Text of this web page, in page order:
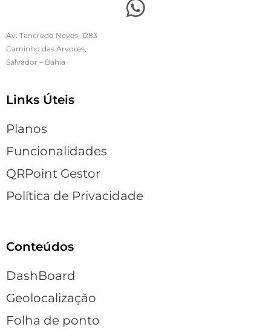
Av. Tancredo Neves, 1283
Caminho das Árvores,
Salvador – Bahia
Links Úteis
Planos
Funcionalidades
QRPoint Gestor
Política de Privacidade
Conteúdos
DashBoard
Geolocalização
Folha de ponto